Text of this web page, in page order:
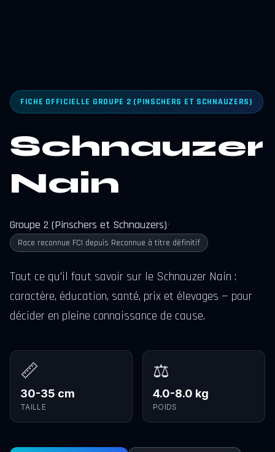
FICHE OFFICIELLE GROUPE 2 (PINSCHERS ET SCHNAUZERS)
Schnauzer
Nain
Groupe 2 (Pinschers et Schnauzers)•
Race reconnue FCI depuis Reconnue à titre définitif
Tout ce qu'il faut savoir sur le Schnauzer Nain :
caractère, éducation, santé, prix et élevages — pour
décider en pleine connaissance de cause.
📏
30-35 cm
TAILLE
⚖️
4.0-8.0 kg
POIDS